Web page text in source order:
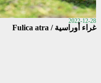
2022-12-28
غراء أوراسية / Fulica atra